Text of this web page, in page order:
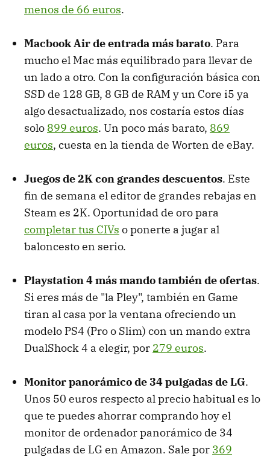
menos de 66 euros.
Macbook Air de entrada más barato. Para
mucho el Mac más equilibrado para llevar de
un lado a otro. Con la configuración básica con
SSD de 128 GB, 8 GB de RAM y un Core i5 ya
algo desactualizado, nos costaría estos días
solo 899 euros. Un poco más barato, 869
euros, cuesta en la tienda de Worten de eBay.
Juegos de 2K con grandes descuentos. Este
fin de semana el editor de grandes rebajas en
Steam es 2K. Oportunidad de oro para
completar tus CIVs o ponerte a jugar al
baloncesto en serio.
Playstation 4 más mando también de ofertas.
Si eres más de "la Pley", también en Game
tiran al casa por la ventana ofreciendo un
modelo PS4 (Pro o Slim) con un mando extra
DualShock 4 a elegir, por 279 euros.
Monitor panorámico de 34 pulgadas de LG.
Unos 50 euros respecto al precio habitual es lo
que te puedes ahorrar comprando hoy el
monitor de ordenador panorámico de 34
pulgadas de LG en Amazon. Sale por 369